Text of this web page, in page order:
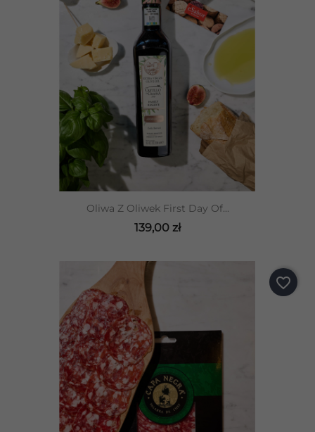
Oliwa Z Oliwek First Day Of...
139,00 zł
favorite_border